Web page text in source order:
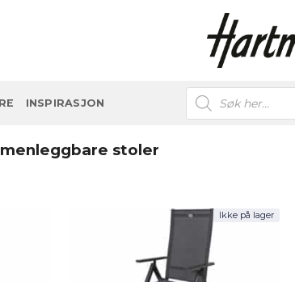
INSPIRASJON
Products
search
stoler
Ikke på lager